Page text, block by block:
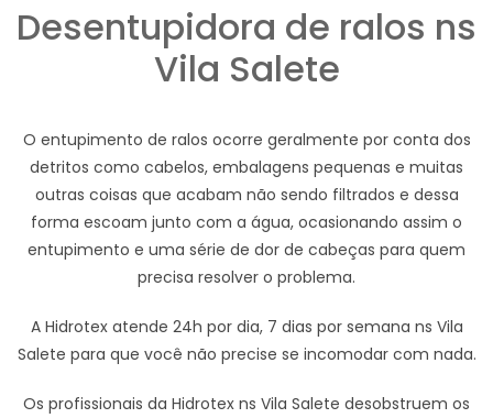
Desentupidora de ralos ns
Vila Salete
O entupimento de ralos ocorre geralmente por conta dos
detritos como cabelos, embalagens pequenas e muitas
outras coisas que acabam não sendo filtrados e dessa
forma escoam junto com a água, ocasionando assim o
entupimento e uma série de dor de cabeças para quem
precisa resolver o problema.
A Hidrotex atende 24h por dia, 7 dias por semana ns Vila
Salete para que você não precise se incomodar com nada.
Os profissionais da Hidrotex ns Vila Salete desobstruem os